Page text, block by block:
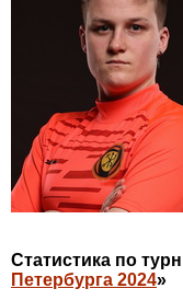
Статистика по
Петербурга 2024»